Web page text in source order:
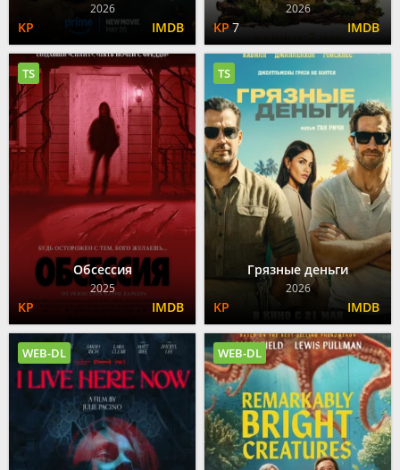
2026 2026
7
Обсессия
2025
TS
Грязные деньги
2026
TS
WEB-DL WEB-DL